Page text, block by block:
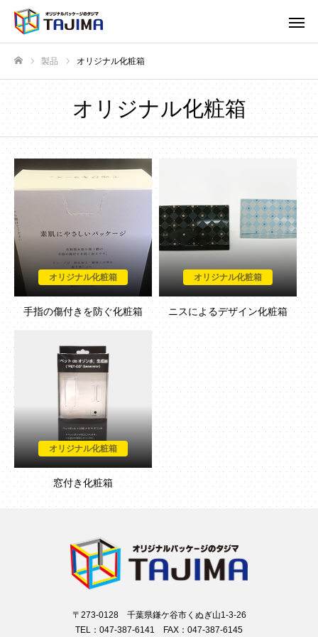
製品 オリジナル化粧箱
オリジナル化粧箱
オリジナル化粧箱
手指の傷付きを防ぐ化粧箱
オリジナル化粧箱
ニスによるデザイン化粧箱
オリジナル化粧箱
窓付き化粧箱
〒273-0128 千葉県鎌ケ谷市くぬぎ山1-3-26
TEL：047-387-6141 FAX：047-387-6145